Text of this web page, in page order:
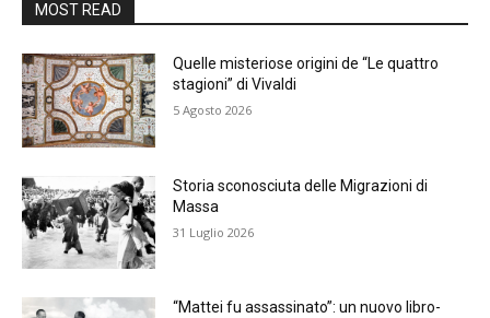
MOST READ
Quelle misteriose origini de “Le quattro
stagioni” di Vivaldi
5 Agosto 2026
Storia sconosciuta delle Migrazioni di
Massa
31 Luglio 2026
“Mattei fu assassinato”: un nuovo libro-